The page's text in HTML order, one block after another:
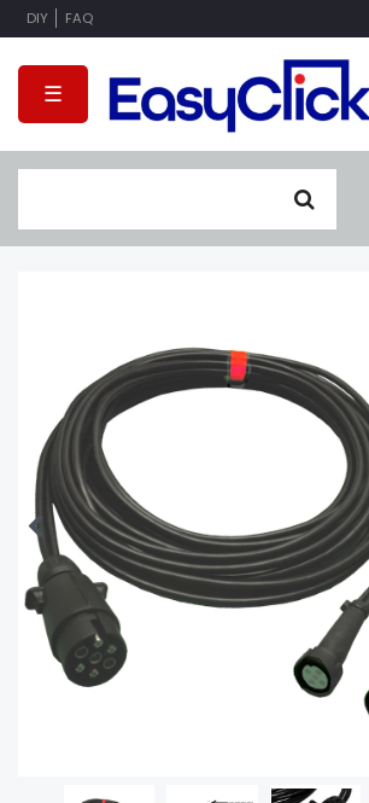
DIY FAQ
☰